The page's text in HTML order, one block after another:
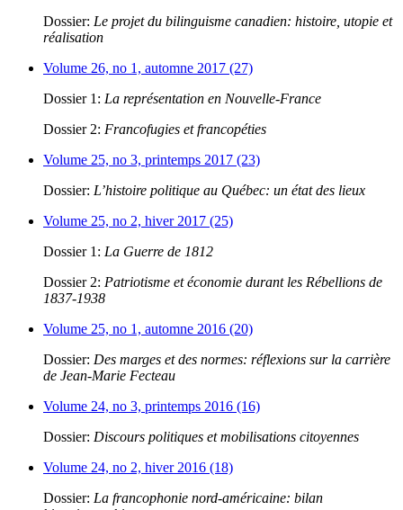
Dossier: Le projet du bilinguisme canadien: histoire, utopie et
réalisation
Volume 26, no 1, automne 2017 (27)
Dossier 1: La représentation en Nouvelle-France
Dossier 2: Francofugies et francopéties
Volume 25, no 3, printemps 2017 (23)
Dossier: L’histoire politique au Québec: un état des lieux
Volume 25, no 2, hiver 2017 (25)
Dossier 1: La Guerre de 1812
Dossier 2: Patriotisme et économie durant les Rébellions de
1837-1938
Volume 25, no 1, automne 2016 (20)
Dossier: Des marges et des normes: réflexions sur la carrière
de Jean-Marie Fecteau
Volume 24, no 3, printemps 2016 (16)
Dossier: Discours politiques et mobilisations citoyennes
Volume 24, no 2, hiver 2016 (18)
Dossier: La francophonie nord-américaine: bilan